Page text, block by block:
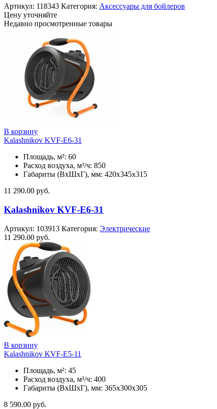
Артикул: 118343 Категория: Аксессуары для бойлеров
Цену уточняйте
Недавно просмотренные товары
В корзину
Kalashnikov KVF-E6-31
Площадь, м²: 60
Расход воздуха, м³/ч: 850
Габариты (ВхШхГ), мм: 420x345x315
11 290.00 руб.
Kalashnikov KVF-E6-31
Артикул: 103913 Категория: Электрические
11 290.00 руб.
В корзину
Kalashnikov KVF-E5-11
Площадь, м²: 45
Расход воздуха, м³/ч: 400
Габариты (ВхШхГ), мм: 365x300x305
8 590.00 руб.